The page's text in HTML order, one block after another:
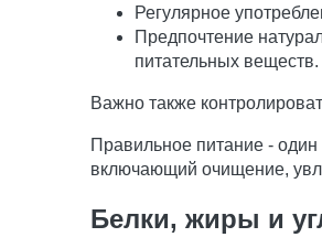
Регулярное
Предпочтение
питательных веществ.
Важно также
Правильное питание -
включающий очищение,
Белки, жиры и